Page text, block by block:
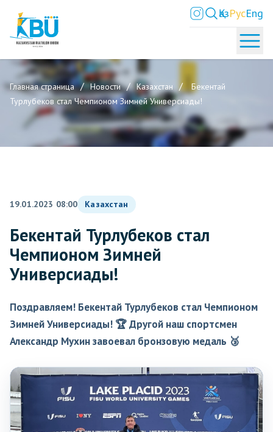
ҚазРусEng
Главная страница Новости Казахстан
Бекентай
Турлубеков стал Чемпионом Зимней Универсиады!
19.01.2023 08:00 Казахстан
Бекентай Турлубеков стал
Чемпионом Зимней
Универсиады!
Поздравляем! Бекентай Турлубеков стал Чемпионом
Зимней Универсиады! 🏆 Другой наш спортсмен
Александр Мухин завоевал бронзовую медаль 🥉